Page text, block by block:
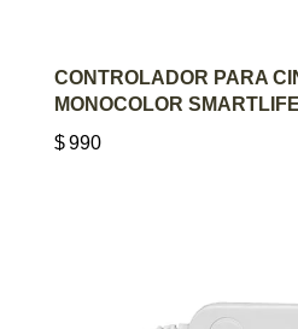
AGREGAR AL
CONTROLADOR PARA
MONOCOLOR
$990